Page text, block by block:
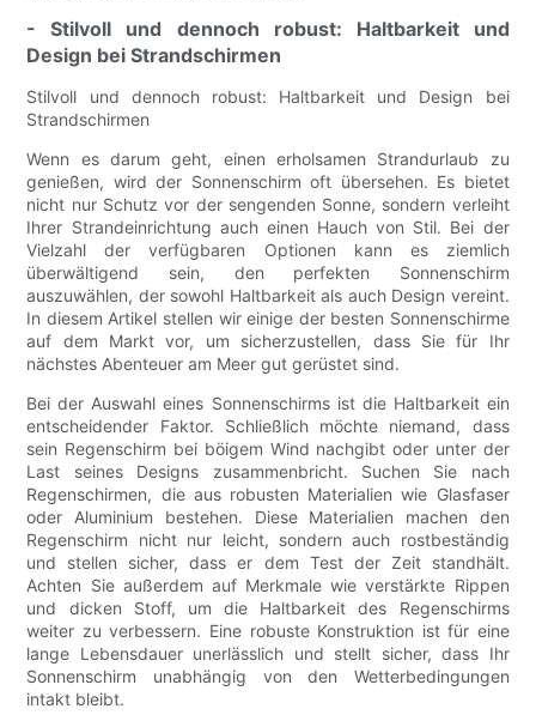
- Stilvoll und dennoch robust: Haltbarkeit und
Design bei Strandschirmen
Stilvoll und dennoch robust: Haltbarkeit und Design bei
Strandschirmen
Wenn es darum geht, einen erholsamen Strandurlaub zu
genießen, wird der Sonnenschirm oft übersehen. Es bietet
nicht nur Schutz vor der sengenden Sonne, sondern verleiht
Ihrer Strandeinrichtung auch einen Hauch von Stil. Bei der
Vielzahl der verfügbaren Optionen kann es ziemlich
überwältigend sein, den perfekten Sonnenschirm
auszuwählen, der sowohl Haltbarkeit als auch Design vereint.
In diesem Artikel stellen wir einige der besten Sonnenschirme
auf dem Markt vor, um sicherzustellen, dass Sie für Ihr
nächstes Abenteuer am Meer gut gerüstet sind.
Bei der Auswahl eines Sonnenschirms ist die Haltbarkeit ein
entscheidender Faktor. Schließlich möchte niemand, dass
sein Regenschirm bei böigem Wind nachgibt oder unter der
Last seines Designs zusammenbricht. Suchen Sie nach
Regenschirmen, die aus robusten Materialien wie Glasfaser
oder Aluminium bestehen. Diese Materialien machen den
Regenschirm nicht nur leicht, sondern auch rostbeständig
und stellen sicher, dass er dem Test der Zeit standhält.
Achten Sie außerdem auf Merkmale wie verstärkte Rippen
und dicken Stoff, um die Haltbarkeit des Regenschirms
weiter zu verbessern. Eine robuste Konstruktion ist für eine
lange Lebensdauer unerlässlich und stellt sicher, dass Ihr
Sonnenschirm unabhängig von den Wetterbedingungen
intakt bleibt.